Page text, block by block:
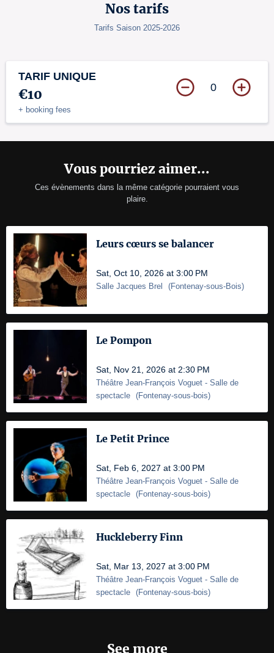
Nos tarifs
Tarifs Saison 2025-2026
TARIF UNIQUE
€10
+ booking fees
0
Vous pourriez aimer...
Ces évènements dans la même catégorie pourraient vous
plaire.
Leurs cœurs se balancer
Sat, Oct 10, 2026 at 3:00 PM
Salle Jacques Brel (Fontenay-sous-Bois)
Le Pompon
Sat, Nov 21, 2026 at 2:30 PM
Théâtre Jean-François Voguet - Salle de
spectacle (Fontenay-sous-bois)
Le Petit Prince
Sat, Feb 6, 2027 at 3:00 PM
Théâtre Jean-François Voguet - Salle de
spectacle (Fontenay-sous-bois)
Huckleberry Finn
Sat, Mar 13, 2027 at 3:00 PM
Théâtre Jean-François Voguet - Salle de
spectacle (Fontenay-sous-bois)
See more